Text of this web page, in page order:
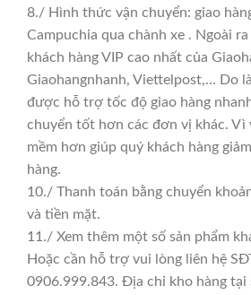
8./ Hình thức vận chuyển: giao
Campuchia qua chành xe . Ngoài
khách hàng VIP cao nhất của
Giaohangnhanh, Viettelpost,… Do
được hỗ trợ tốc độ giao hàng
chuyển tốt hơn các đơn vị khác. Vì
mềm hơn giúp quý khách hàng
hàng.
10./ Thanh toán bằng chuyển
và tiền mặt.
11./ Xem thêm một số sản phẩm
Hoặc cần hỗ trợ vui lòng liên hệ
0906.999.843. Địa chỉ kho hàng tại